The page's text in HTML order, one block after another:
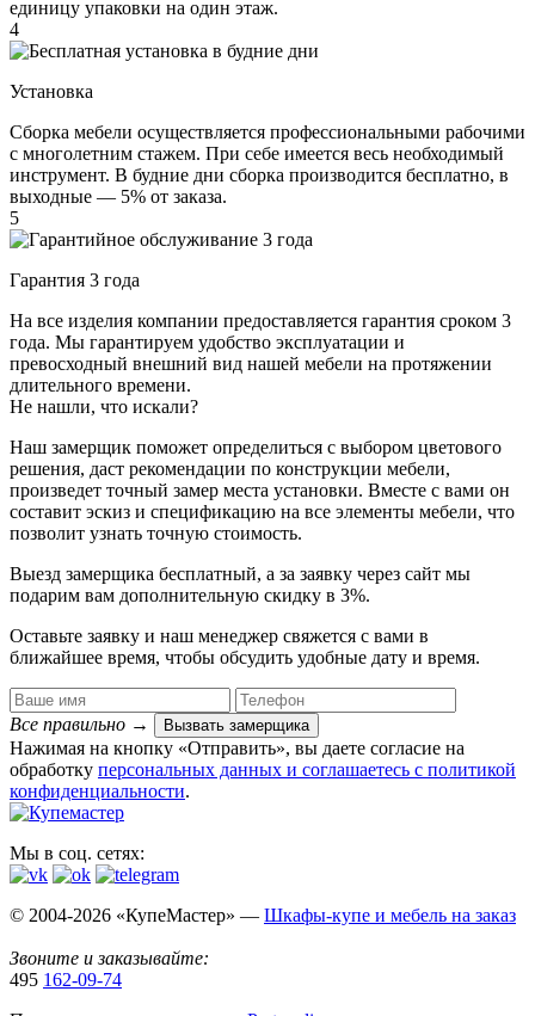
единицу упаковки на один этаж.
4
Установка
Сборка мебели осуществляется профессиональными рабочими
с многолетним стажем. При себе имеется весь необходимый
инструмент. В будние дни сборка производится бесплатно, в
выходные — 5% от заказа.
5
Гарантия 3 года
На все изделия компании предоставляется гарантия сроком 3
года. Мы гарантируем удобство эксплуатации и
превосходный внешний вид нашей мебели на протяжении
длительного времени.
Не нашли, что искали?
Наш замерщик поможет определиться с выбором цветового
решения, даст рекомендации по конструкции мебели,
произведет точный замер места установки. Вместе с вами он
составит эскиз и спецификацию на все элементы мебели, что
позволит узнать точную стоимость.
Выезд замерщика бесплатный, а за заявку через сайт мы
подарим вам дополнительную скидку в 3%.
Оставьте заявку и наш менеджер свяжется с вами в
ближайшее время, чтобы обсудить удобные дату и время.
Все правильно → Вызвать замерщика
Нажимая на кнопку «Отправить», вы даете согласие на
обработку персональных данных​ и соглашаетесь c политикой
конфиденциальности.
Мы в соц. сетях:
© 2004-2026 «КупеМастер» — Шкафы-купе и мебель на заказ
Звоните и заказывайте:
495 162-09-74